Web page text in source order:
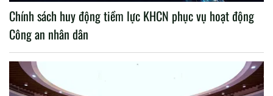
Chính sách huy động tiềm lực KHCN phục vụ hoạt động
Công an nhân dân